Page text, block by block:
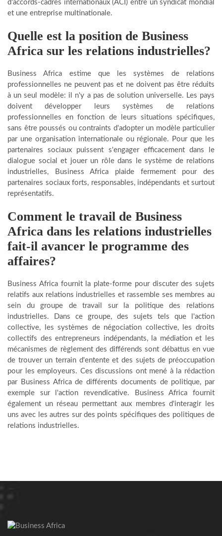
d'accords-cadres internationaux (ACI) entre un syndicat mondial
et une entreprise multinationale.
Quelle est la position de Business
Africa sur les relations industrielles?
Business Africa estime que les systèmes de relations
professionnelles ne peuvent pas et ne doivent pas être réduits
à un seul modèle: il n'y a pas de solution universelle. Les pays
doivent développer leurs systèmes de relations
professionnelles en fonction de leurs situations spécifiques,
sans être poussés ou contraints d'adopter un modèle particulier
par une organisation internationale ou régionale. Pour que les
partenaires sociaux puissent s'engager efficacement dans le
dialogue social et jouer un rôle dans le système de relations
industrielles, Business Africa plaide fermement pour des
partenaires sociaux forts, responsables, indépendants et surtout
représentatifs.
Comment le travail de Business
Africa dans les relations industrielles
fait-il avancer le programme des
affaires?
Business Africa fournit la plate-forme pour discuter des sujets
relatifs aux relations industrielles et rassemble ses membres au
sein du groupe de travail sur la politique des relations
industrielles. Dans ce groupe, des sujets tels que l'action
collective, les systèmes de négociation collective, les droits
collectifs des entrepreneurs indépendants, la médiation et les
mécanismes de règlement des différends sont débattus en vue
de trouver un terrain d'entente et des sujets de préoccupation
pour les employeurs. Ces discussions ont mené à la rédaction
par Business Africa de différents documents de politique, par
exemple sur l'action revendicative. Business Africa fournit
également un réseau permettant aux membres d'interagir les
uns avec les autres sur des points spécifiques des politiques de
relations industrielles.